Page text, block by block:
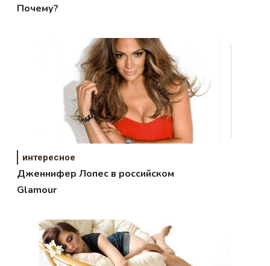
Почему?
интересное
Дженнифер Лопес в российском
Glamour